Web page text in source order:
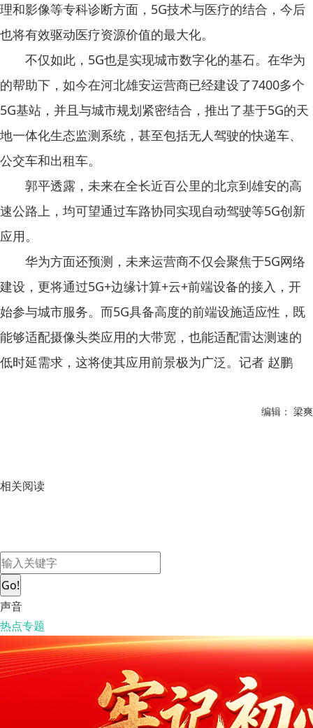
理和影像等专科诊断方面，5G技术与医疗的结合，今后
也将有效驱动医疗资源价值的最大化。
不仅如此，5G也是实现城市数字化的基石。在华为
的帮助下，如今在河北雄安运营商已经建设了7400多个
5G基站，并且与城市规划紧密结合，推出了基于5G的天
地一体化生态监测系统，甚至包括无人驾驶的快递车、
公交车和出租车。
郭平透露，未来在全长近百公里的北京到雄安的高
速公路上，均可望通过车路协同实现自动驾驶等5G创新
应用。
华为方面还预测，未来运营商不仅会聚焦于5G网络
建设，更将通过5G+边缘计算+云+前端设备的接入，开
始参与城市服务。而5G具备高度的前端设施适应性，既
能够适配摄像头类应用的大带宽，也能适配雷达测速的
低时延需求，这将使其应用前景极为广泛。记者 赵鹏
编辑： 梁爽
相关阅读
Go!
声音
热点专题